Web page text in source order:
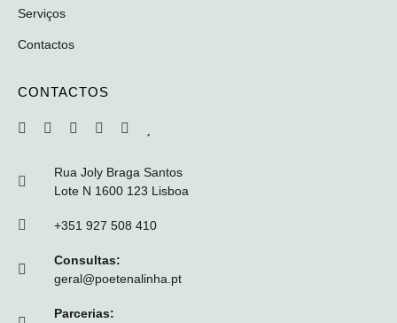
Serviços
Contactos
CONTACTOS
Rua Joly Braga Santos
Lote N 1600 123 Lisboa
+351 927 508 410
Consultas:
geral@poetenalinha.pt
Parcerias: